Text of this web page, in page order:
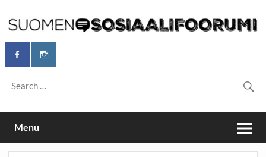
content
Maailmanparannuspäivät / Suomen
Sosiaalifoorumi
Maailmanparannuspäivät Lapinlahden Lähteellä, Helsingissä
26.–27.9.2026
Menu